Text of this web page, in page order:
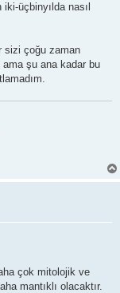
üçbinyılda nasıl
sizi çoğu zaman
ama şu ana kadar bu
çok mitolojik ve
mantıklı olacaktır.